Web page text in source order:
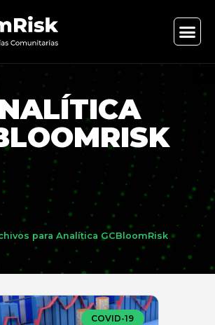
para Analítica GCBloomRisk
COVID-19